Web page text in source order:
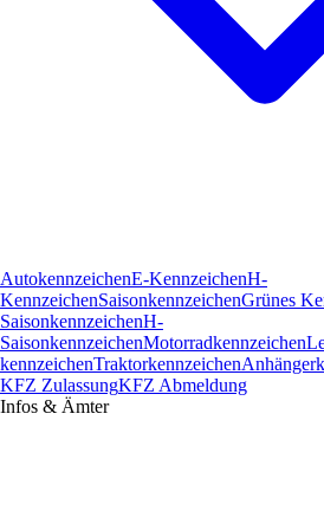
AutokennzeichenE-KennzeichenH-
KennzeichenSaisonkennzeichenGrünes
SaisonkennzeichenH-
SaisonkennzeichenMotorradkennzeichen
kennzeichenTraktorkennzeichen
KFZ ZulassungKFZ Abmeldung
Infos & Ämter